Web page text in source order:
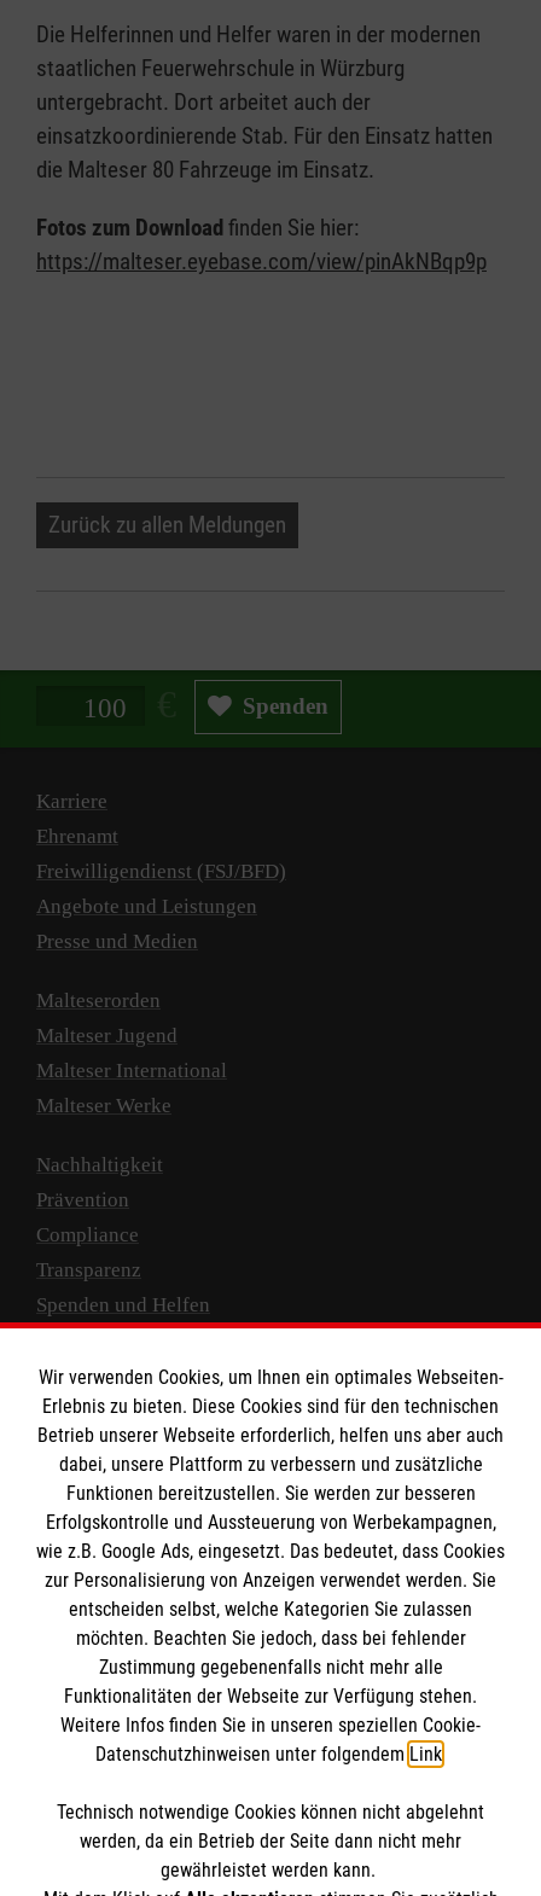
Die Helferinnen und Helfer waren in der modernen
staatlichen Feuerwehrschule in Würzburg
untergebracht. Dort arbeitet auch der
einsatzkoordinierende Stab. Für den Einsatz hatten
die Malteser 80 Fahrzeuge im Einsatz.
Fotos zum Downloadfinden Sie hier:
https://malteser.eyebase.com/view/pinAkNBqp9p
Zurück zu allen Meldungen
Spendenbetrag in Euro Spenden
Karriere
Ehrenamt
Freiwilligendienst (FSJ/BFD)
Angebote und Leistungen
Presse und Medien
Malteserorden
Malteser Jugend
Malteser International
Malteser Werke
Nachhaltigkeit
Prävention
Compliance
Transparenz
Spenden und Helfen
Empfänger: Malteser Hilfsdienst e.V.
IBAN: DE10 3706 0120 1201 2000 12
BIC: GENODED 1PA7
Newsletter abonnieren
Cookies verwalten|AGB|Impressum|Datenschutz
Barrierefreiheit |Kontakt| Sharepoint|Mediathek
Wir verwenden Cookies, um Ihnen ein optimales Webseiten-
Erlebnis zu bieten. Diese Cookies sind für den technischen
Betrieb unserer Webseite erforderlich, helfen uns aber auch
dabei, unsere Plattform zu verbessern und zusätzliche
Funktionen bereitzustellen. Sie werden zur besseren
Erfolgskontrolle und Aussteuerung von Werbekampagnen,
wie z.B. Google Ads, eingesetzt. Das bedeutet, dass Cookies
zur Personalisierung von Anzeigen verwendet werden. Sie
entscheiden selbst, welche Kategorien Sie zulassen
möchten. Beachten Sie jedoch, dass bei fehlender
Zustimmung gegebenenfalls nicht mehr alle
Funktionalitäten der Webseite zur Verfügung stehen.
Weitere Infos finden Sie in unseren speziellen Cookie-
Datenschutzhinweisen unter folgendem Link.
Technisch notwendige Cookies können nicht abgelehnt
werden, da ein Betrieb der Seite dann nicht mehr
gewährleistet werden kann.